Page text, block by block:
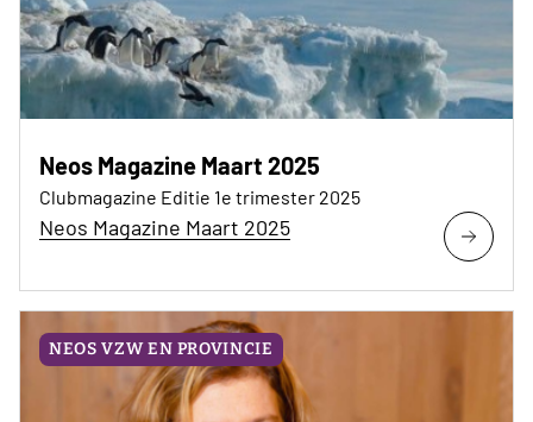
Neos Magazine Maart 2025
Clubmagazine Editie 1e trimester 2025
Neos Magazine Maart 2025
NEOS VZW EN PROVINCIE